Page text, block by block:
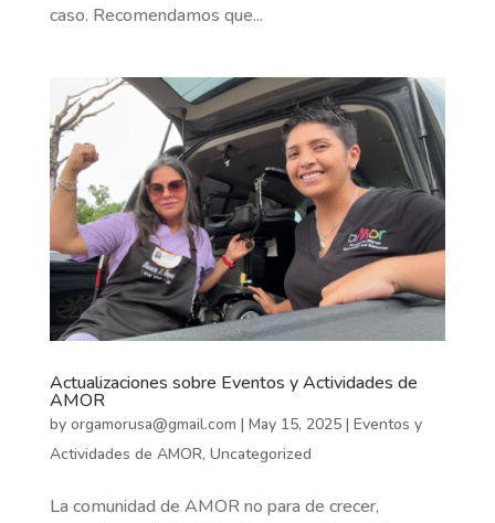
caso. Recomendamos que...
Actualizaciones sobre Eventos y Actividades de
AMOR
by orgamorusa@gmail.com | May 15, 2025| Eventos y
Actividades de AMOR, Uncategorized
La comunidad de AMOR no para de crecer,